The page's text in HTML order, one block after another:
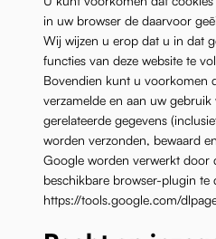
in uw browser de daarvoor
Wij wijzen u erop dat u in dat
functies van deze website te
Bovendien kunt u voorkomen
verzamelde en aan uw gebruik
gerelateerde gegevens
worden verzonden, bewaard
Google worden verwerkt door
beschikbare browser-plugin te
https://tools.google.com/